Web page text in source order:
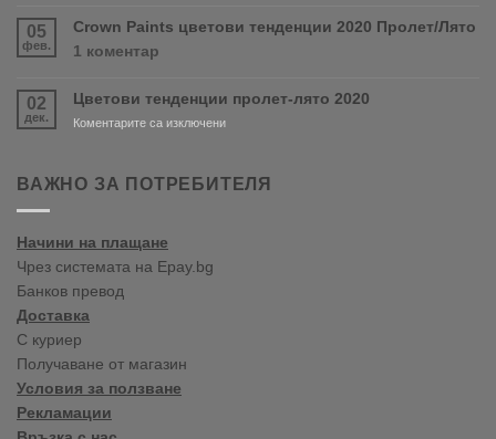
PURDY!
05
фев.
Crown Paints цветови тенденции 2020 Пролет/Лято
1 коментар
цветови
тенденции
Лято
02
дек.
Цветови тенденции пролет-лято 2020
Коментарите са изключениза
пролет-
ВАЖНО ЗА ПОТРЕБИТЕЛЯ
Начини на плащане
Чрез системата на Epay.bg
Банков превод
Доставка
С куриер
Получаване от магазин
Условия за ползване
Рекламации